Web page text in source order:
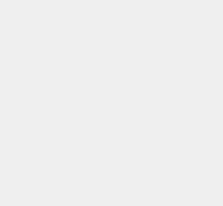
Euro tutarında
açıkladı.
son 12 aylık